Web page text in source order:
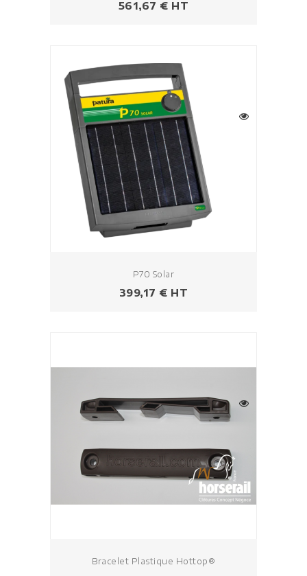
Prix
561,67 € HT
P70 Solar
Prix
399,17 € HT
Bracelet Plastique Hottop®